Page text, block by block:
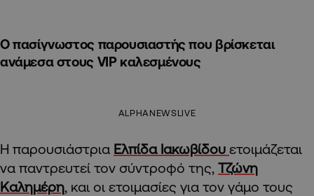
Ο πασίγνωστος παρουσιαστής που βρίσκεται
ανάμεσα στους VIP καλεσμένους
ALPHANEWSLIVE
Η παρουσιάστρια Ελπίδα Ιακωβίδου ετοιμάζεται
να παντρευτεί τον σύντροφό της, Τζώνη
Καλημέρη, και οι ετοιμασίες για τον γάμο τους